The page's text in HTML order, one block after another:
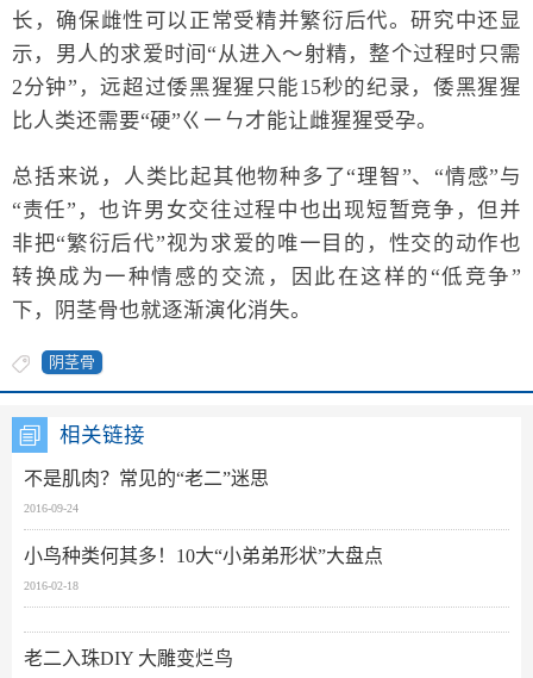
长，确保雌性可以正常受精并繁衍后代。研究中还显
示，男人的求爱时间“从进入～射精，整个过程时只需
2分钟”，远超过倭黑猩猩只能15秒的纪录，倭黑猩猩
比人类还需要“硬”ㄍㄧㄣ才能让雌猩猩受孕。
总括来说，人类比起其他物种多了“理智”、“情感”与
“责任”，也许男女交往过程中也出现短暂竞争，但并
非把“繁衍后代”视为求爱的唯一目的，性交的动作也
转换成为一种情感的交流，因此在这样的“低竞争”
下，阴茎骨也就逐渐演化消失。
阴茎骨
相关链接
不是肌肉？常见的“老二”迷思
2016-09-24
小鸟种类何其多！10大“小弟弟形状”大盘点
2016-02-18
老二入珠DIY 大雕变烂鸟